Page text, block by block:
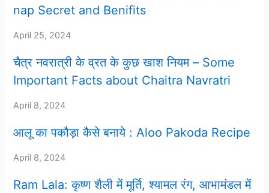
nap Secret and Benifits
April 25, 2024
चैत्र नवरात्री के व्रत के कुछ खाश नियम – Some
Important Facts about Chaitra Navratri
April 8, 2024
आलू का पकौड़ा कैसे बनाये : Aloo Pakoda Recipe
April 8, 2024
Ram Lala: कृष्ण शैली में मूर्ति, श्यामल रंग, आभामंडल में